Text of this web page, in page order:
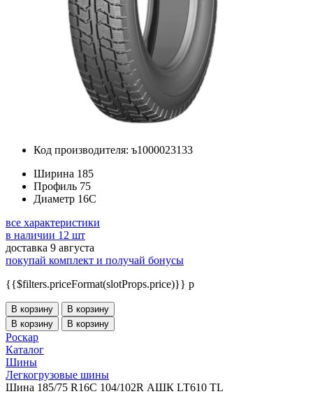
Код производителя: ъ1000023133
Ширина 185
Профиль 75
Диаметр 16C
все характеристики
в наличии 12 шт
доставка 9 августа
покупай комплект и получай бонусы
{{$filters.priceFormat(slotProps.price)}} p
В корзину
В корзину
В корзину
В корзину
Роскар
Каталог
Шины
Легкогрузовые шины
Шина 185/75 R16C 104/102R АШК LT610 TL